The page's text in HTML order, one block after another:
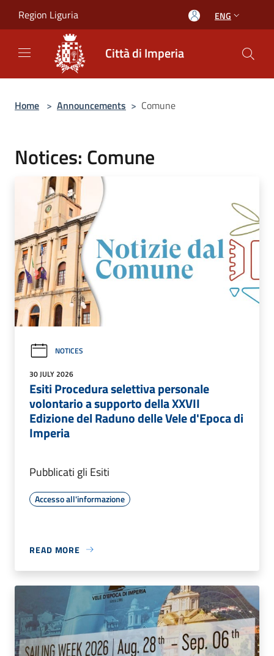
Region Liguria ENG
Città di Imperia
Home > Announcements > Comune
Notices: Comune
NOTICES
30 JULY 2026
Esiti Procedura selettiva personale
volontario a supporto della XXVII
Edizione del Raduno delle Vele d'Epoca di
Imperia
Pubblicati gli Esiti
Accesso all'informazione
READ MORE